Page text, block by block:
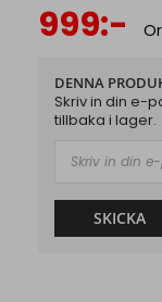
Specialpris
999:-
DENNA
Skriv in din e-
tillbaka i lager.
SKICKA